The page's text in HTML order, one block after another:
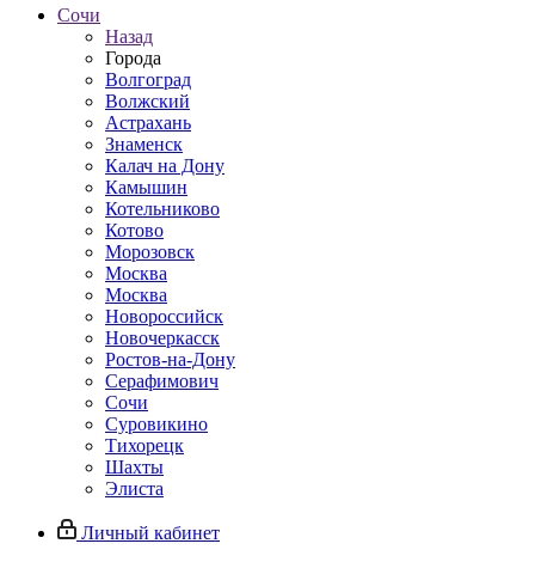
Сочи
Назад
Города
Волгоград
Волжский
Астрахань
Знаменск
Калач на Дону
Камышин
Котельниково
Котово
Морозовск
Москва
Москва
Новороссийск
Новочеркасск
Ростов-на-Дону
Серафимович
Сочи
Суровикино
Тихорецк
Шахты
Элиста
Личный кабинет